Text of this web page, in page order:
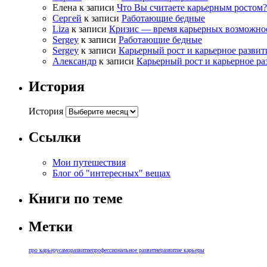
Елена к записи Что Вы считаете карьерным ростом?
Сергей к записи Работающие бедные
Liza к записи Кризис — время карьерных
Sergey к записи Работающие бедные
Sergey к записи Карьерный рост и карьерное
Александр к записи Карьерный рост и карьерное
История
История
Ссылки
Мои путешествия
Блог об "интересных" вещах
Книги по теме
Метки
про карьерусаморазвитиепрофессиональное развитиеразвитие карьеры